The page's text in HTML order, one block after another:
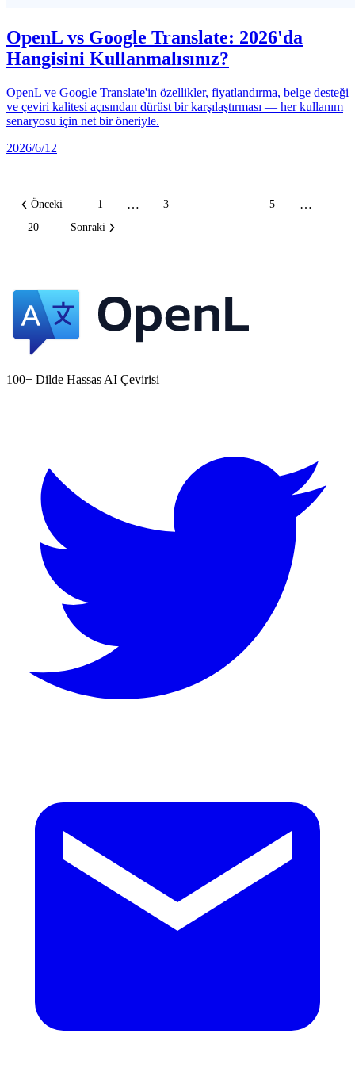
OpenL vs Google Translate: 2026'da
Hangisini Kullanmalısınız?
OpenL ve Google Translate'in özellikler, fiyatlandırma, belge desteği
ve çeviri kalitesi açısından dürüst bir karşılaştırması — her kullanım
senaryosu için net bir öneriyle.
2026/6/12
Önceki 1 … 3 5 …
20 Sonraki
100+ Dilde Hassas AI Çevirisi